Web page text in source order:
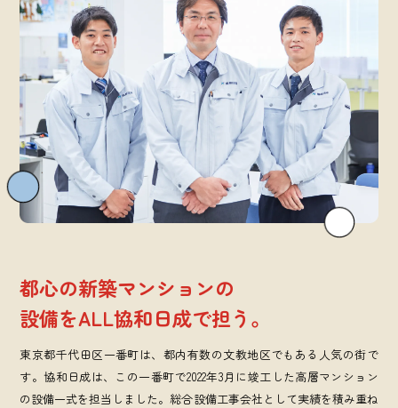
都心の新築マンションの
設備をALL協和日成で担う。
東京都千代田区一番町は、都内有数の文教地区でもある人気の街で
す。協和日成は、この一番町で2022年3月に竣工した高層マンション
の設備一式を担当しました。総合設備工事会社として実績を積み重ね